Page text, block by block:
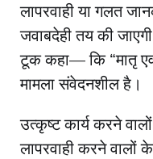
लापरवाही या गलत
जवाबदेही तय की
टूक कहा— कि “मातृ
मामला संवेदनशील है।
उत्कृष्ट कार्य करने
लापरवाही करने वालों